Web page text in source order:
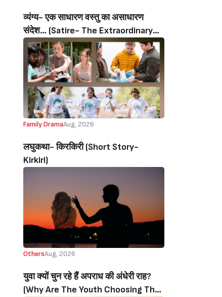
व्यंग्य- एक साधारण वस्तु का असाधारण
संदेश… (Satire- The Extraordinary
Message Of An Ordinary Object…)
Family DramaAug, 2026
लघुकथा- किरकिरी (Short Story-
Kirkiri)
OthersAug, 2026
युवा क्यों चुन रहे हैं अपराध की अंधेरी राह?
(Why Are The Youth Choosing The